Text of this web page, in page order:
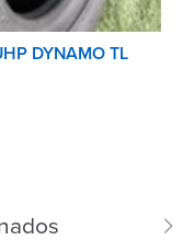
DYNAMO TL